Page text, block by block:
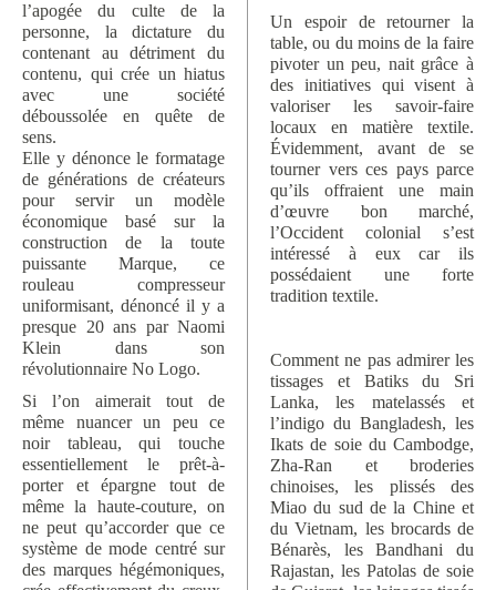
l’apogée du culte de la
personne, la dictature du
contenant au détriment du
contenu, qui crée un hiatus
avec une société
déboussolée en quête de
sens.
Elle y dénonce le formatage
de générations de créateurs
pour servir un modèle
économique basé sur la
construction de la toute
puissante Marque, ce
rouleau compresseur
uniformisant, dénoncé il y a
presque 20 ans par Naomi
Klein dans son
révolutionnaire No Logo.
Si l’on aimerait tout de
même nuancer un peu ce
noir tableau, qui touche
essentiellement le prêt-à-
porter et épargne tout de
même la haute-couture, on
ne peut qu’accorder que ce
système de mode centré sur
des marques hégémoniques,
Un espoir de retourner la
table, ou du moins de la faire
pivoter un peu, nait grâce à
des initiatives qui visent à
valoriser les savoir-faire
locaux en matière textile.
Évidemment, avant de se
tourner vers ces pays parce
qu’ils offraient une main
d’œuvre bon marché,
l’Occident colonial s’est
intéressé à eux car ils
possédaient une forte
tradition textile.
Comment ne pas admirer les
tissages et Batiks du Sri
Lanka, les matelassés et
l’indigo du Bangladesh, les
Ikats de soie du Cambodge,
Zha-Ran et broderies
chinoises, les plissés des
Miao du sud de la Chine et
du Vietnam, les brocards de
Bénarès, les Bandhani du
Rajastan, les Patolas de soie